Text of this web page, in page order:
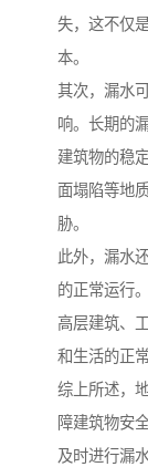
失，这不仅
本。
其次，漏水
响。长期的
建筑物的稳
面塌陷等地
胁。
此外，漏水
的正常运行
高层建筑、
和生活的正常
综上所述，
障建筑物安
及时进行漏